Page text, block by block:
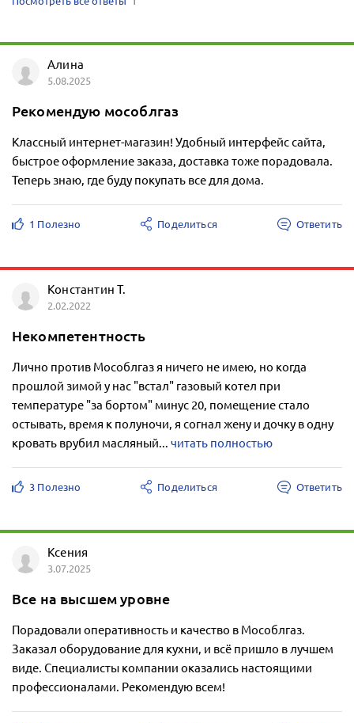
Алина
5.08.2025
Рекомендую мособлгаз
Классный интернет-магазин! Удобный интерфейс сайта,
быстрое оформление заказа, доставка тоже порадовала.
Теперь знаю, где буду покупать все для дома.
1 Полезно Поделиться Ответить
Константин Т.
2.02.2022
Некомпетентность
Лично против Мособлгаз я ничего не имею, но когда
прошлой зимой у нас "встал" газовый котел при
температуре "за бортом" минус 20, помещение стало
остывать, время к полуночи, я согнал жену и дочку в одну
кровать врубил масляный... читать полностью
3 Полезно Поделиться Ответить
Ксения
3.07.2025
Все на высшем уровне
Порадовали оперативность и качество в Мособлгаз.
Заказал оборудование для кухни, и всё пришло в лучшем
виде. Специалисты компании оказались настоящими
профессионалами. Рекомендую всем!